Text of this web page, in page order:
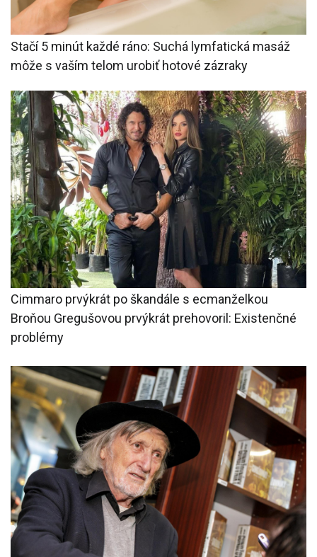
Stačí 5 minút každé ráno: Suchá lymfatická masáž
môže s vaším telom urobiť hotové zázraky
Cimmaro prvýkrát po škandále s ecmanželkou
Broňou Gregušovou prvýkrát prehovoril: Existenčné
problémy